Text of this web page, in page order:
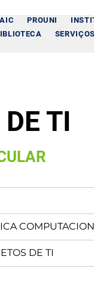
PROUNI
TI
DE TI